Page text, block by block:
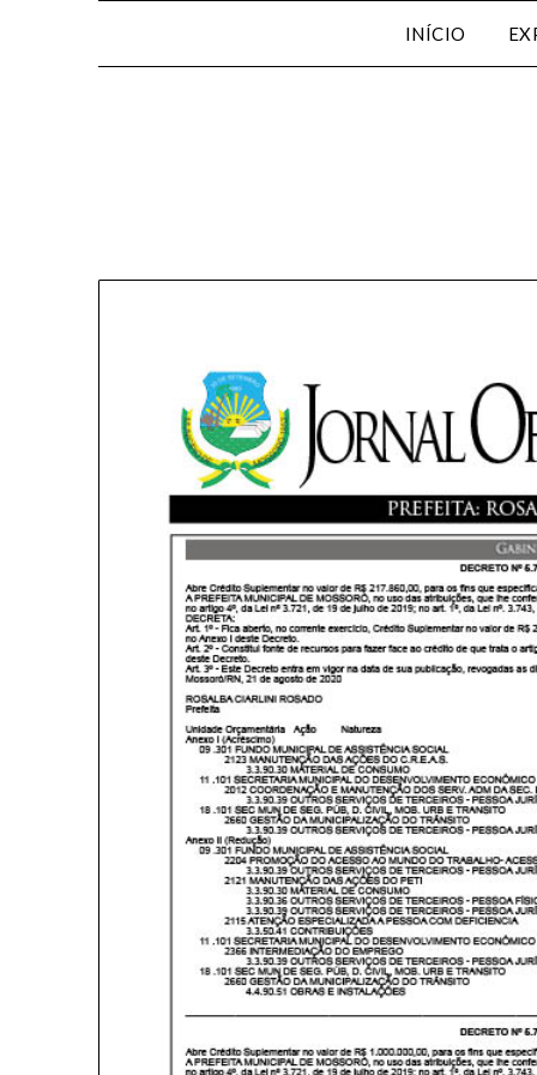
INÍCIO